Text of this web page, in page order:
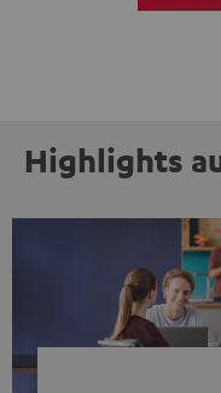
Highlights